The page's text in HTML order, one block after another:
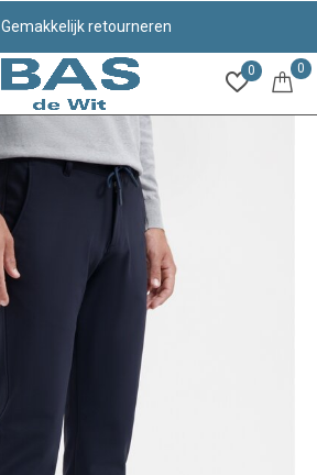
0 0
Gemakkelijk retourneren